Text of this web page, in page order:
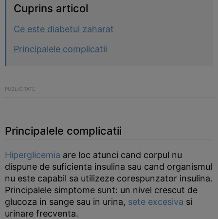
Cuprins articol
Ce este diabetul zaharat
Principalele complicatii
Principalele complicatii
Hiperglicemia are loc atunci cand corpul nu
dispune de suficienta insulina sau cand organismul
nu este capabil sa utilizeze corespunzator insulina.
Principalele simptome sunt: un nivel crescut de
glucoza in sange sau in urina, sete excesiva si
urinare frecventa.